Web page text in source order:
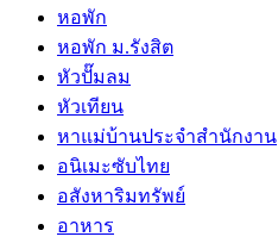
หอพัก
หอพัก ม.รังสิต
หัวปั๊มลม
หัวเทียน
หาแม่บ้านประจำสำนักงาน
อนิเมะซับไทย
อสังหาริมทรัพย์
อาหาร